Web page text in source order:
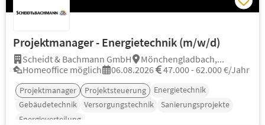
Projektmanager - Energietechnik (m/w/d)
Scheidt & Bachmann GmbH
Mönchengladbach,...
Homeoffice möglich
06.08.2026 47.000 - 62.000 €/Jahr
Projektmanager Projektsteuerung
Energietechnik
Gebäudetechnik
Versorgungstechnik
Sanierungsprojekte
Energieverteilung